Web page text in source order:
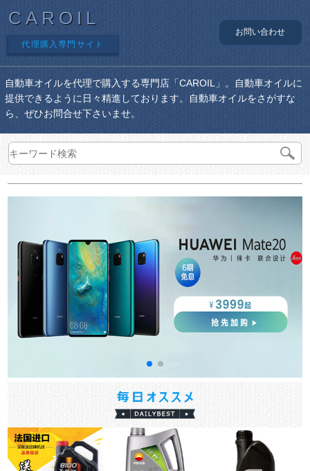
CAROIL
代理購入専門サイト
お問い合わせ
自動車オイルを代理で購入する専門店「CAROIL」。自動車オイルに
提供できるように日々精進しております。自動車オイルをさがすな
ら、ぜひお問合せ下さいませ。